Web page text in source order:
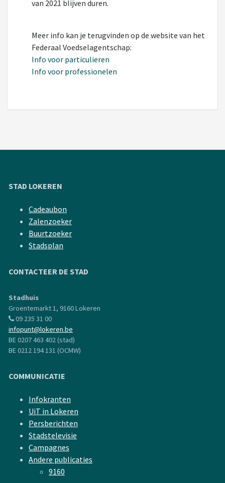
van 2021 blijven duren.
Meer info kan je terugvinden op de website van het
Federaal Voedselagentschap:
Info voor particulieren
Info voor professionelen
STAD LOKEREN
Cadeaubon
Zalenzoeker
Buurtzoeker
Stadsplan
CONTACTEER DE STAD
Stadhuis
Groentemarkt 1, 9160 Lokeren
09 235 31 00
infopunt@lokeren.be
BE 0207 463 402 (stad)
BE 0212 194 131 (OCMW)
COMMUNICATIE
Infokranten
UiT in Lokeren
Persberichten
Stadstelevisie
Campagnes
Andere publicaties
9160